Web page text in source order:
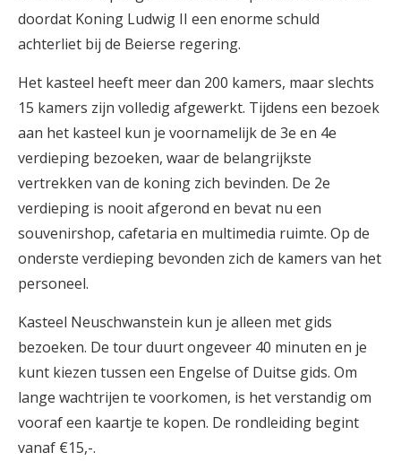
doordat Koning Ludwig II een enorme schuld
achterliet bij de Beierse regering.
Het kasteel heeft meer dan 200 kamers, maar slechts
15 kamers zijn volledig afgewerkt. Tijdens een bezoek
aan het kasteel kun je voornamelijk de 3e en 4e
verdieping bezoeken, waar de belangrijkste
vertrekken van de koning zich bevinden. De 2e
verdieping is nooit afgerond en bevat nu een
souvenirshop, cafetaria en multimedia ruimte. Op de
onderste verdieping bevonden zich de kamers van het
personeel.
Kasteel Neuschwanstein kun je alleen met gids
bezoeken. De tour duurt ongeveer 40 minuten en je
kunt kiezen tussen een Engelse of Duitse gids. Om
lange wachtrijen te voorkomen, is het verstandig om
vooraf een kaartje te kopen. De rondleiding begint
vanaf €15,-.